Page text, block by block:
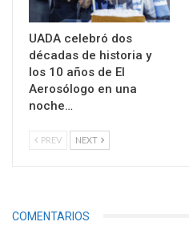
UADA celebró dos
décadas de historia y
los 10 años de El
Aerosólogo en una
noche…
PREV NEXT
COMENTARIOS